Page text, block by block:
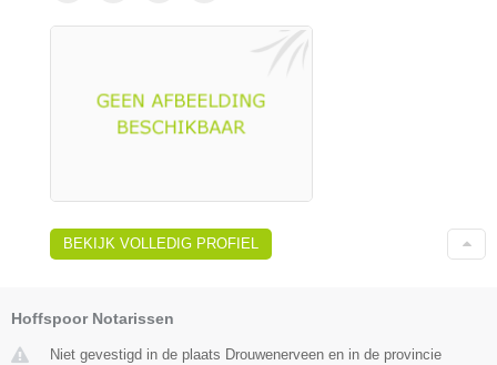
BEKIJK VOLLEDIG PROFIEL
Hoffspoor Notarissen
Niet gevestigd in de plaats Drouwenerveen en in de provincie